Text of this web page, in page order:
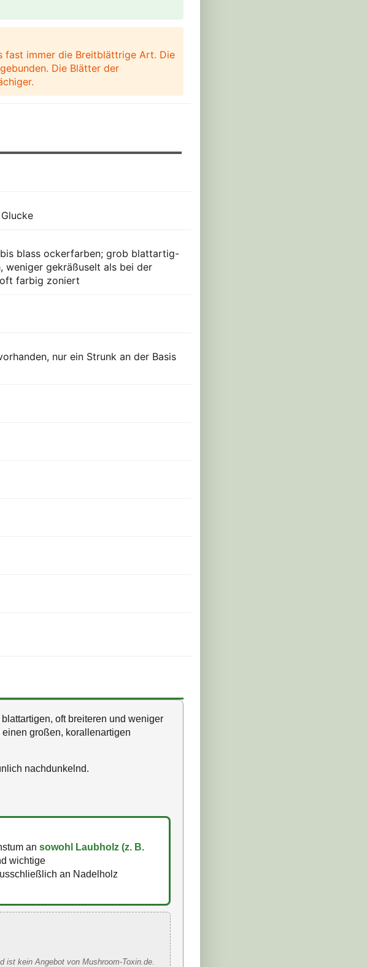
fast immer die Breitblättrige Art. Die
Die Blätter der
blass ockerfarben; grob blattartig-
gekräßuselt als bei der
oft farbig zoniert
nur ein Strunk an der Basis
oft breiteren und weniger
großen, korallenartigen
nachdunkelnd.
an sowohl Laubholz (z. B.
wichtige
an Nadelholz
ist kein Angebot von Mushroom-Toxin.de.